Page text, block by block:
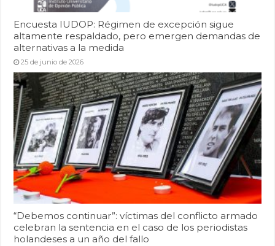
Encuesta IUDOP: Régimen de excepción sigue
altamente respaldado, pero emergen demandas de
alternativas a la medida
25 de junio de 2026
“Debemos continuar”: víctimas del conflicto armado
celebran la sentencia en el caso de los periodistas
holandeses a un año del fallo